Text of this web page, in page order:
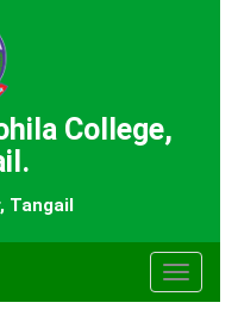
College,
Tangail
Toggle